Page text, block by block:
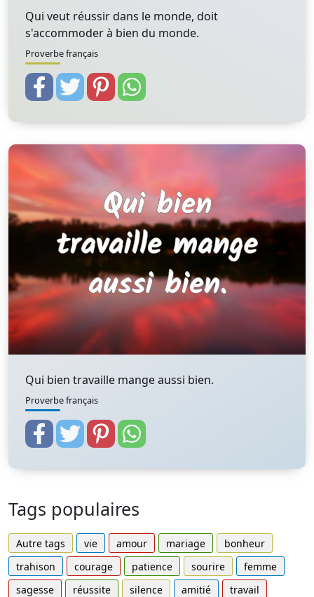
Qui veut réussir dans le monde, doit
s'accommoder à bien du monde.
Proverbe français
Qui bien travaille mange aussi bien.
Proverbe français
Tags populaires
Autre tags vie amour mariage
bonheur
trahison
courage patience sourire
femme
sagesse
réussite silence amitié
travail